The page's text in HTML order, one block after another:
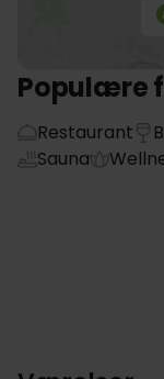
Populære
Restaurant
Sauna